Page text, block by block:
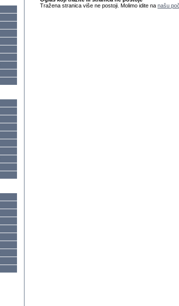
Tražena stranica više ne postoji. Molimo idite na našu